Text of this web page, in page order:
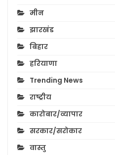
मीन
झारखंड
बिहार
हरियाणा
Trending News
राष्ट्रीय
कारोबार/व्यापार
सरकार/सरोकार
वास्तु